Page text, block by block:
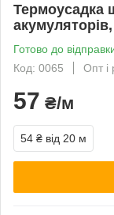
Термоусадка
Готово до
Код: 0065
Опт і
57 ₴/м
54 ₴ від 20 м